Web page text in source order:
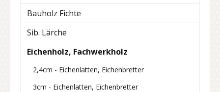
Bauholz Fichte
Sib. Lärche
Eichenholz, Fachwerkholz
2,4cm - Eichenlatten, Eichenbretter
3cm - Eichenlatten, Eichenbretter